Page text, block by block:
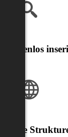
Kostenlos
Klare